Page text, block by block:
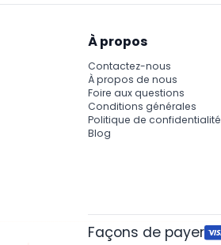
À propos
Contactez-nous
À propos de nous
Foire aux questions
Conditions générales
Politique de confidentialité
Blog
Façons de payer